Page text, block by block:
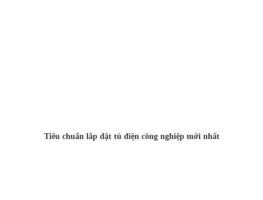
Tiêu chuẩn lắp đặt tủ điện công nghiệp mới nhất